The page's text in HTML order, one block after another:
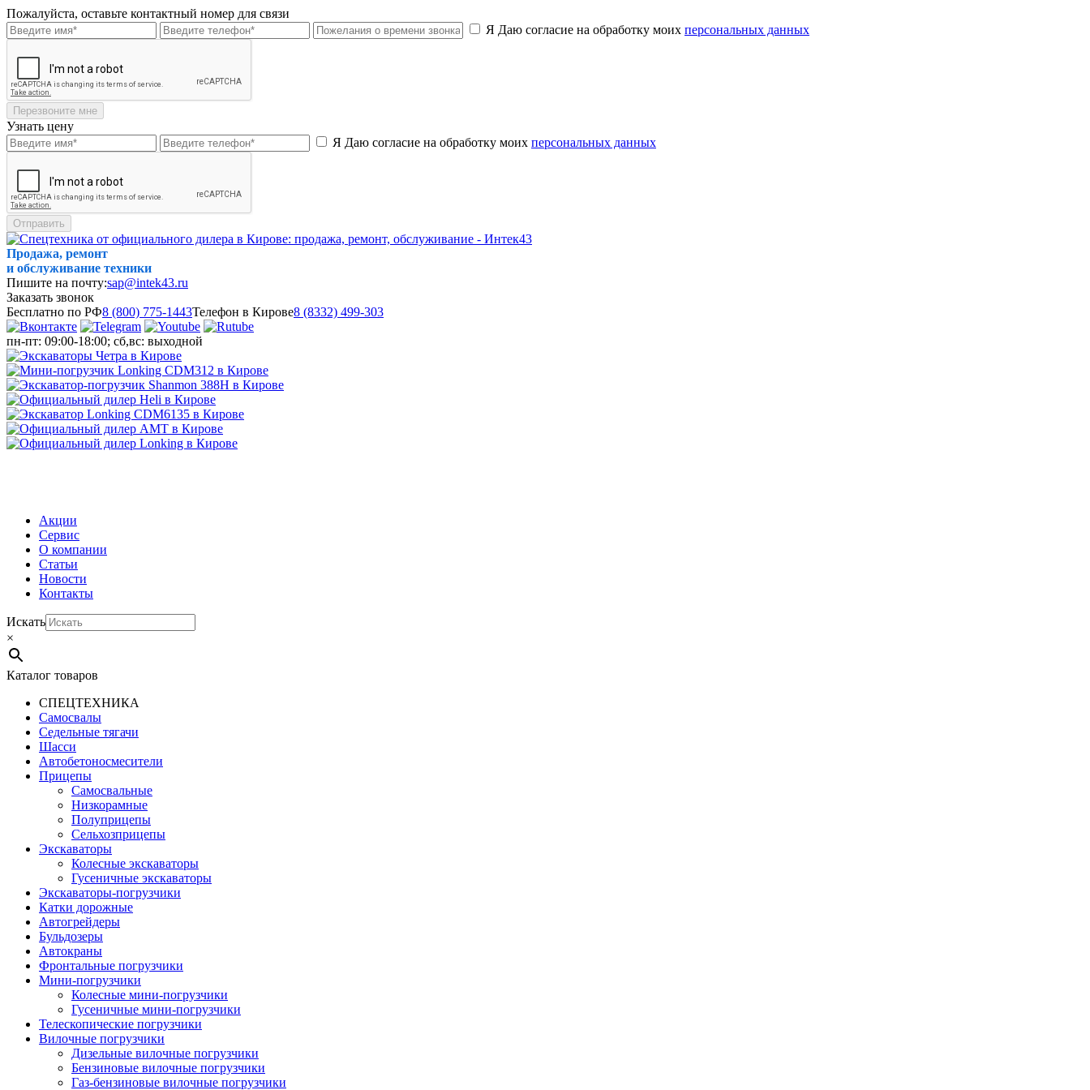
Пожалуйста, оставьте контактный номер для связи
Я Даю согласие на обработку моих персональных данных
Перезвоните мне
Узнать цену
Я Даю согласие на обработку моих персональных данных
Отправить
Продажа, ремонт
и обслуживание техники
Пишите на почту:sap@intek43.ru
Заказать звонок
Бесплатно по РФ8 (800) 775-1443Телефон в Кирове8 (8332) 499-303
пн-пт: 09:00-18:00; сб,вс: выходной
Акции
Сервис
О компании
Статьи
Новости
Контакты
Искать
×
Каталог товаров
СПЕЦТЕХНИКА
Самосвалы
Седельные тягачи
Шасси
Автобетоно­смесители
Прицепы
Самосвальные
Низкорамные
Полуприцепы
Сельхозприцепы
Экскаваторы
Колесные экскаваторы
Гусеничные экскаваторы
Экскаваторы-погрузчики
Катки дорожные
Автогрейдеры
Бульдозеры
Автокраны
Фронтальные погрузчики
Мини-погрузчики
Колесные мини-погрузчики
Гусеничные мини-погрузчики
Телескопические погрузчики
Вилочные погрузчики
Дизельные вилочные погрузчики
Бензиновые вилочные погрузчики
Газ-бензиновые вилочные погрузчики